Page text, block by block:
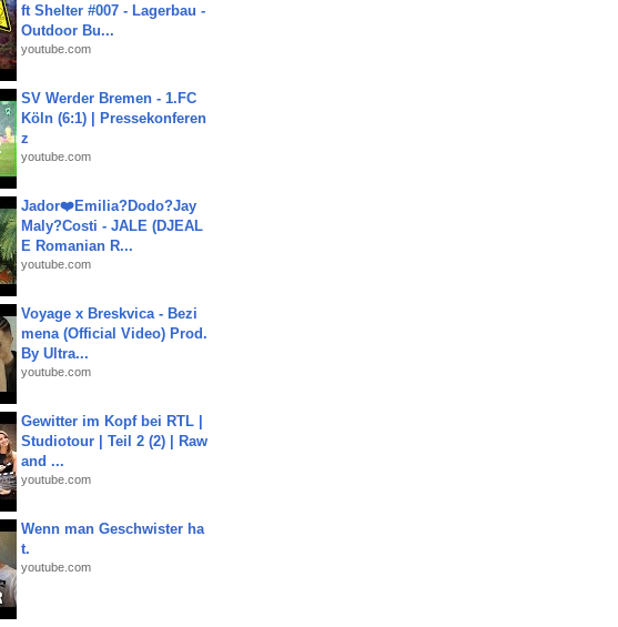
ft Shelter #007 - Lagerbau -
Outdoor Bu...
youtube.com
SV Werder Bremen - 1.FC
Köln (6:1) | Pressekonferen
z
youtube.com
Jador❤️Emilia?Dodo?Jay
Maly?Costi - JALE (DJEAL
E Romanian R...
youtube.com
Voyage x Breskvica - Bezi
mena (Official Video) Prod.
By Ultra...
youtube.com
Gewitter im Kopf bei RTL |
Studiotour | Teil 2 (2) | Raw
and ...
youtube.com
Wenn man Geschwister ha
t.
youtube.com